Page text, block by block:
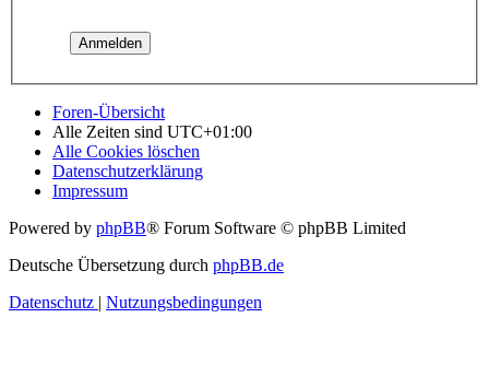
Foren-Übersicht
Alle Zeiten sind UTC+01:00
Alle Cookies löschen
Datenschutzerklärung
Impressum
Powered by phpBB® Forum Software © phpBB Limited
Deutsche Übersetzung durch phpBB.de
Datenschutz | Nutzungsbedingungen